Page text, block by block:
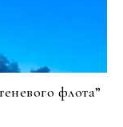
флота”